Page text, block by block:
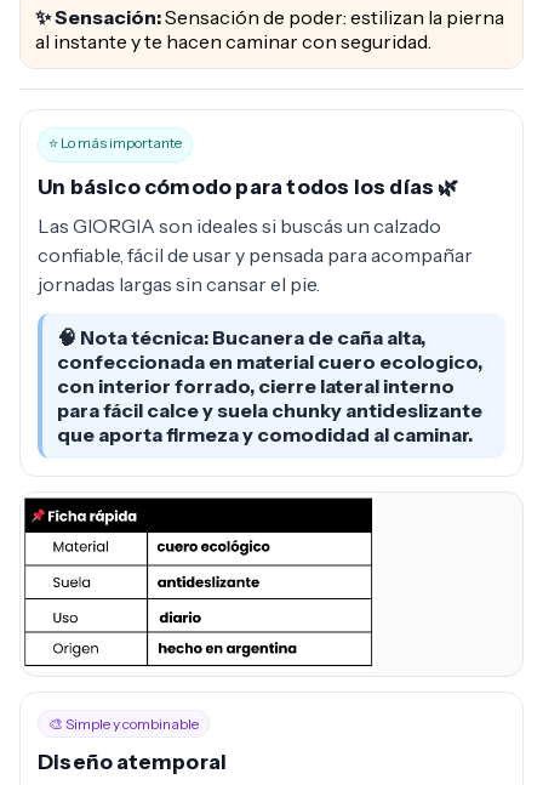
✨ Sensación:Sensación de poder: estilizan la pierna
al instante y te hacen caminar con seguridad.
⭐ Lo más importante
Un básico cómodo para todos los días 🌿
Las GIORGIA son ideales si buscás un calzado
confiable, fácil de usar y pensada para acompañar
jornadas largas sin cansar el pie.
🧠 Nota técnica: Bucanera de caña alta,
confeccionada en material cuero ecologico,
con interior forrado, cierre lateral interno
para fácil calce y suela chunky antideslizante
que aporta firmeza y comodidad al caminar.
🎨 Simple y combinable
Diseño atemporal